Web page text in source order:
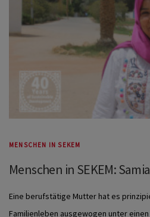
MENSCHEN IN SEKEM
Menschen in SEKEM:
Eine berufstätige Mutter hat es
Familienleben ausgewogen unter einen